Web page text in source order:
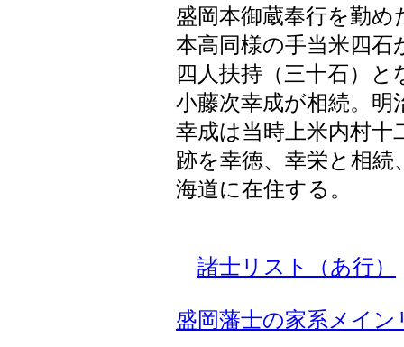
盛岡本御蔵奉行を勤め
本高同様の手当米四
四人扶持（三十石）
小藤次幸成が相続。明
幸成は当時上米内村
跡を幸徳、幸栄と相
海道に在住する。
諸士リスト（あ行）
盛岡藩士の家系メイン